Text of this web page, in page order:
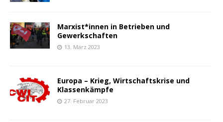
Marxist*innen in Betrieben und
Gewerkschaften
13. März 2023
Europa – Krieg, Wirtschaftskrise und
Klassenkämpfe
27. Februar 2023